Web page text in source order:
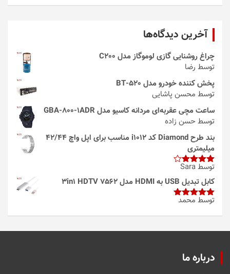
آخرین دیدگاه‌ها
چراغ روشنایی گازی لوموگاز مدل C200
توسط رضا
پخش کننده خودرو مدل 520-BT
توسط محسن پاشایی
ساعت مچی عقربه‌ای مردانه کاسیو مدل GBA-800-1ADR
توسط حسن زاده
بند طرح Diamond کد i1012 مناسب برای اپل واچ 42/44
میلیمتری
امتیاز4
از 5
توسط Sara
کابل تبدیل USB به HDMI مدل 3in1 HDTV 7562
امتیاز5از
توسط محمد
درباره ما